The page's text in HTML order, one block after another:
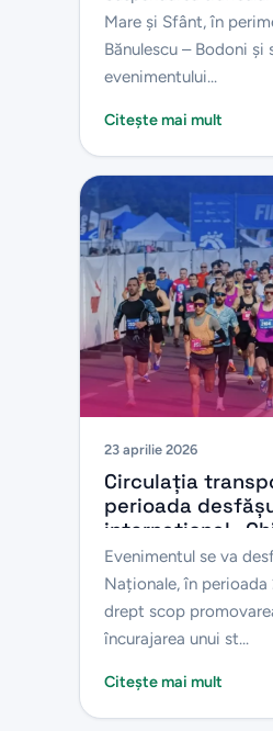
evenimentului
Night Run”
Mare și Sfânt, în
Bănulescu – Bodoni și
evenimentului...
Citește mai mult
23 aprilie 2026
Circulația
perioada
internațional
2026”
Evenimentul se va
Naționale, în
drept scop
încurajarea unui st...
Citește mai mult